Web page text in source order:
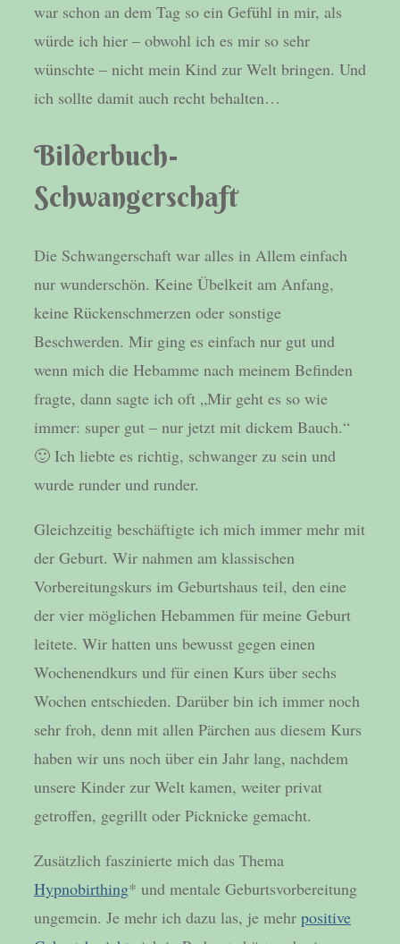
war schon an dem Tag so ein Gefühl in mir, als
würde ich hier – obwohl ich es mir so sehr
wünschte – nicht mein Kind zur Welt bringen. Und
ich sollte damit auch recht behalten…
Bilderbuch-
Schwangerschaft
Die Schwangerschaft war alles in Allem einfach
nur wunderschön. Keine Übelkeit am Anfang,
keine Rückenschmerzen oder sonstige
Beschwerden. Mir ging es einfach nur gut und
wenn mich die Hebamme nach meinem Befinden
fragte, dann sagte ich oft „Mir geht es so wie
immer: super gut – nur jetzt mit dickem Bauch.“
🙂 Ich liebte es richtig, schwanger zu sein und
wurde runder und runder.
Gleichzeitig beschäftigte ich mich immer mehr mit
der Geburt. Wir nahmen am klassischen
Vorbereitungskurs im Geburtshaus teil, den eine
der vier möglichen Hebammen für meine Geburt
leitete. Wir hatten uns bewusst gegen einen
Wochenendkurs und für einen Kurs über sechs
Wochen entschieden. Darüber bin ich immer noch
sehr froh, denn mit allen Pärchen aus diesem Kurs
haben wir uns noch über ein Jahr lang, nachdem
unsere Kinder zur Welt kamen, weiter privat
getroffen, gegrillt oder Picknicke gemacht.
Zusätzlich faszinierte mich das Thema
Hypnobirthing* und mentale Geburtsvorbereitung
ungemein. Je mehr ich dazu las, je mehr positive